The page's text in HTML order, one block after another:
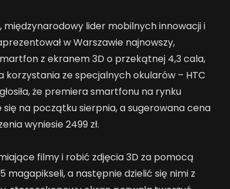
międzynarodowy lider mobilnych innowacji i
w Warszawie najnowszy,
z ekranem 3D o przekątnej 4,3 cala,
korzystania ze specjalnych okularów – HTC
że premiera smartfonu na rynku
się na początku sierpnia, a sugerowana cena
wyniesie 2499 zł.
filmy i robić zdjęcia 3D za pomocą
magapikseli, a następnie dzielić się nimi z
Jak AI zmienia e-